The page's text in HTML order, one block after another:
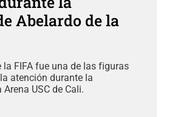
Abelardo de la
la FIFA fue una de las figuras
atención durante la
USC de Cali.